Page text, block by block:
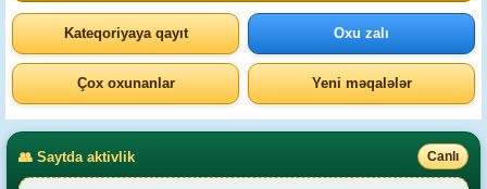
Kateqoriyaya qayıt Oxu zalı
Çox oxunanlar Yeni məqalələr
👥 Saytda aktivlik Canlı